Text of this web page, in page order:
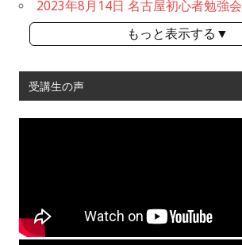
2023年8月14日 名古屋初心者勉強会
もっと表示する▼
受講生の声